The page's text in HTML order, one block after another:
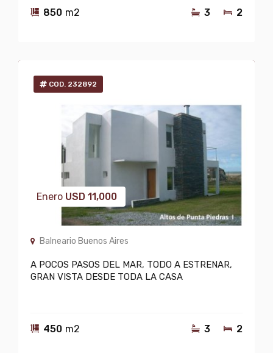
850 m2 2
3
COD. 232892
Enero USD 11,000
Balneario Buenos Aires
A POCOS PASOS DEL MAR, TODO A ESTRENAR,
GRAN VISTA DESDE TODA LA CASA
450 m2 2
3